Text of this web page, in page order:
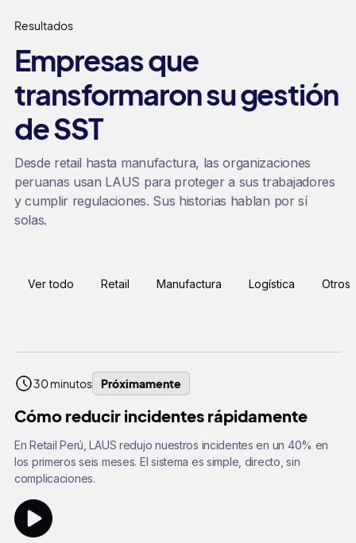
Resultados
Empresas que
transformaron su gestión
de SST
Desde retail hasta manufactura, las organizaciones
peruanas usan LAUS para proteger a sus trabajadores
y cumplir regulaciones. Sus historias hablan por sí
solas.
Ver todo Retail Manufactura Logística Otros
30 minutos Próximamente
Cómo reducir incidentes rápidamente
En Retail Perú, LAUS redujo nuestros incidentes en un 40% en
los primeros seis meses. El sistema es simple, directo, sin
complicaciones.